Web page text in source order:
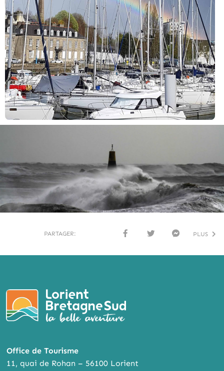
PARTAGER:
BOO
TTER
ENG
PLUS
Office de Tourisme
11, quai de Rohan – 56100 Lorient